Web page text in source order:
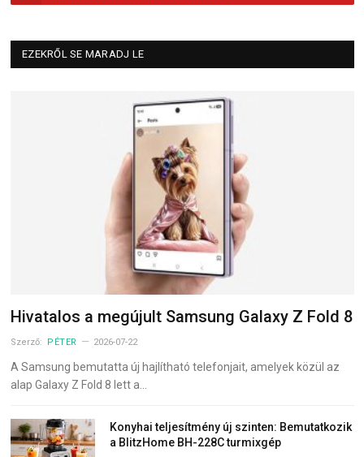
EZEKRŐL SE MARADJ LE
Hivatalos a megújult Samsung Galaxy Z Fold 8
Szerző: PÉTER 2026-07-22
A Samsung bemutatta új hajlítható telefonjait, amelyek közül az
alap Galaxy Z Fold 8 lett a…
Konyhai teljesítmény új szinten: Bemutatkozik
a BlitzHome BH-228C turmixgép